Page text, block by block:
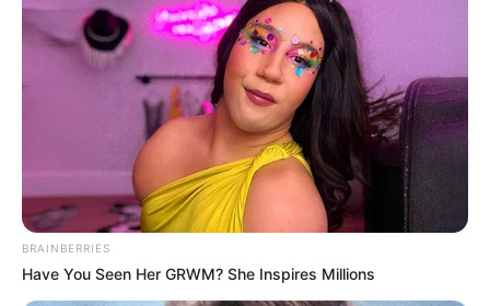
Refuerzan la seguridad en
Segovia, Antioquia, tras el
secuestro de cuatro
personas y la incineración
de una camioneta
CLAN DEL GOLFO
Alias ‘Chuzo’ se pasó a las
disidencias de las Farc:
Nordeste antioqueño
BRAINBERRIES
Have You Seen Her GRWM? She Inspires Millions